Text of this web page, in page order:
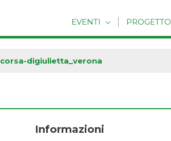
EVENTI PROGETTO
corsa-digiulietta_verona
Informazioni